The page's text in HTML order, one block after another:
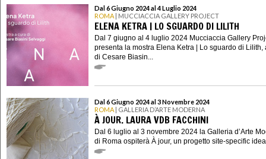
Dal 6 Giugno 2024 al 4 Luglio 2024
ROMA | MUCCIACCIA GALLERY PROJECT
ELENA KETRA | LO SGUARDO DI LILITH
Dal 7 giugno al 4 luglio 2024 Mucciaccia Gallery
presenta la mostra Elena Ketra | Lo sguardo di Lilith,
di Cesare Biasin...
Dal 6 Giugno 2024 al 3 Novembre 2024
ROMA | GALLERIA D’ARTE MODERNA
À JOUR. LAURA VDB FACCHINI
Dal 6 luglio al 3 novembre 2024 la Galleria d’Arte
di Roma ospiterà À jour, un progetto site-specific